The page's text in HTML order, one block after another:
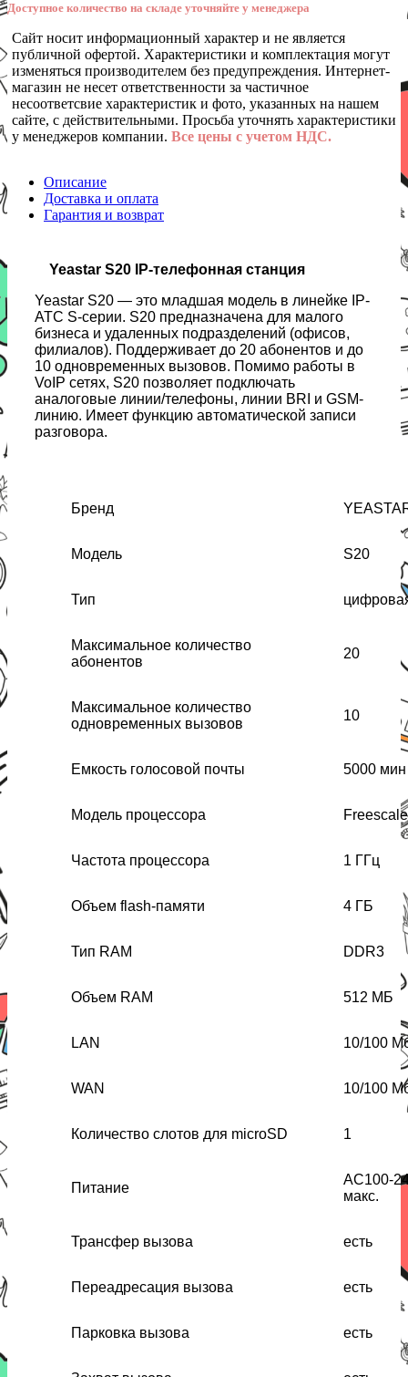
Доступное количество на складе уточняйте у менеджера
Сайт носит информационный характер и не является
публичной офертой. Характеристики и комплектация могут
изменяться производителем без предупреждения. Интернет-
магазин не несет ответственности за частичное
несоответсвие характеристик и фото, указанных на нашем
сайте, с действительными. Просьба уточнять характеристики
у менеджеров компании. Все цены с учетом НДС.
Описание
Доставка и оплата
Гарантия и возврат
Yeastar S20 IP-телефонная станция
Yeastar S20 — это младшая модель в линейке IP-
АТС S-серии. S20 предназначена для малого
бизнеса и удаленных подразделений (офисов,
филиалов). Поддерживает до 20 абонентов и до
10 одновременных вызовов. Помимо работы в
VoIP сетях, S20 позволяет подключать
аналоговые линии/телефоны, линии BRI и GSM-
линию. Имеет функцию автоматической записи
разговора.
Бренд
Модель S20
Тип
Максимальное количество
абонентов
20
Максимальное количество
одновременных вызовов
10
Емкость голосовой почты 5000 мин
Модель процессора
Частота процессора 1 ГГц
Объем flash-памяти 4 ГБ
Тип RAM DDR3
Объем RAM 512 МБ
LAN 10/100
WAN 10/100
Количество слотов для microSD 1
Питание
AC100-
макс.
Трансфер вызова есть
Переадресация вызова есть
Парковка вызова есть